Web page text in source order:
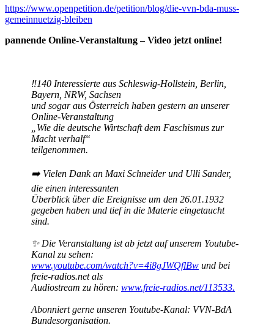
https://www.openpetition.de/petition/blog/die-vvn-bda-muss-
gemeinnuetzig-bleiben
pannende Online-Veranstaltung – Video jetzt online!
‼️140 Interessierte aus Schleswig-Hollstein, Berlin,
Bayern, NRW, Sachsen
und sogar aus Österreich haben gestern an unserer
Online-Veranstaltung
„Wie die deutsche Wirtschaft dem Faschismus zur
Macht verhalf“
teilgenommen.
➡️ Vielen Dank an Maxi Schneider und Ulli Sander,
die einen interessanten
Überblick über die Ereignisse um den 26.01.1932
gegeben haben und tief in die Materie eingetaucht
sind.
✨ Die Veranstaltung ist ab jetzt auf unserem Youtube-
Kanal zu sehen:
www.youtube.com/watch?v=4i8gJWQflBw und bei
freie-radios.net als
Audiostream zu hören: www.freie-radios.net/113533.
Abonniert gerne unseren Youtube-Kanal: VVN-BdA
Bundesorganisation.